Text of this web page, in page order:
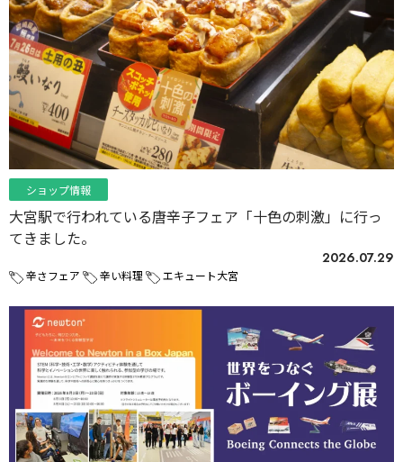
ショップ情報
大宮駅で行われている唐辛子フェア「十色の刺激」に行っ
てきました。
2026.07.29
辛さフェア 辛い料理 エキュート大宮